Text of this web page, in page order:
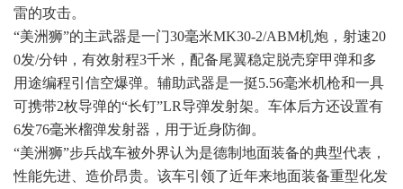
雷的攻击。
“美洲狮”的主武器是一门30毫米MK30-2/ABM机炮，射速20
0发/分钟，有效射程3千米，配备尾翼稳定脱壳穿甲弹和多
用途编程引信空爆弹。辅助武器是一挺5.56毫米机枪和一具
可携带2枚导弹的“长钉”LR导弹发射架。车体后方还设置有
6发76毫米榴弹发射器，用于近身防御。
“美洲狮”步兵战车被外界认为是德制地面装备的典型代表，
性能先进、造价昂贵。该车引领了近年来地面装备重型化发